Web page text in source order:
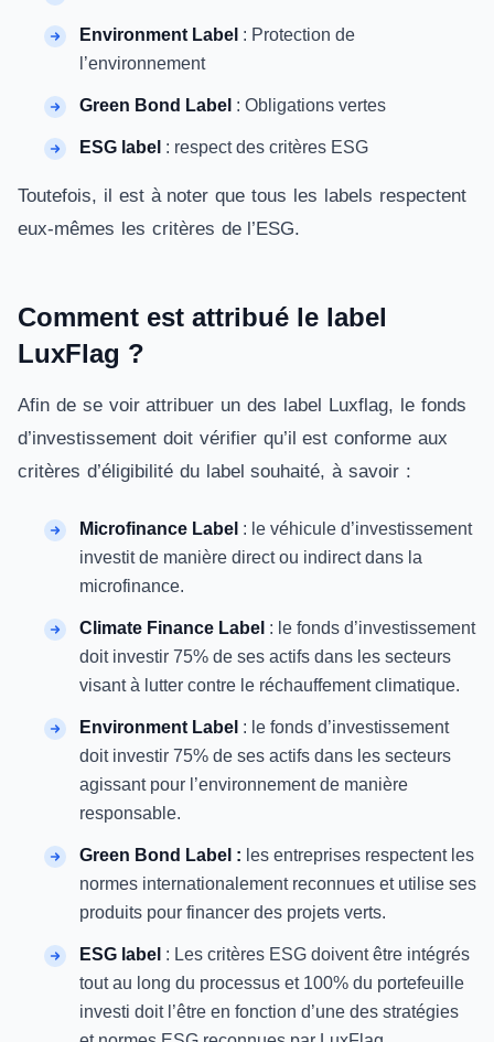
Environment Label : Protection de
l’environnement
Green Bond Label : Obligations vertes
ESG label : respect des critères ESG
Toutefois, il est à noter que tous les labels respectent
eux-mêmes les critères de l’ESG.
Comment est attribué le label
LuxFlag ?
Afin de se voir attribuer un des label Luxflag, le fonds
d’investissement doit vérifier qu’il est conforme aux
critères d’éligibilité du label souhaité, à savoir :
Microfinance Label : le véhicule d’investissement
investit de manière direct ou indirect dans la
microfinance.
Climate Finance Label : le fonds d’investissement
doit investir 75% de ses actifs dans les secteurs
visant à lutter contre le réchauffement climatique.
Environment Label : le fonds d’investissement
doit investir 75% de ses actifs dans les secteurs
agissant pour l’environnement de manière
responsable.
Green Bond Label : les entreprises respectent les
normes internationalement reconnues et utilise ses
produits pour financer des projets verts.
ESG label : Les critères ESG doivent être intégrés
tout au long du processus et 100% du portefeuille
investi doit l’être en fonction d’une des stratégies